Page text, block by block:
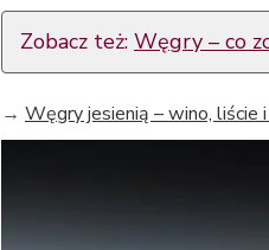
Zobacz też: Węgry – co
→ Węgry jesienią – wino,